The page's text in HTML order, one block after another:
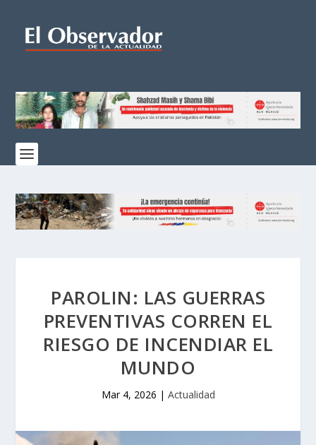
PAROLIN: LAS GUERRAS
PREVENTIVAS CORREN EL
RIESGO DE INCENDIAR EL
MUNDO
Mar 4, 2026 | Actualidad